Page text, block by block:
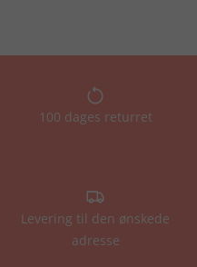
100 dages returret
Levering til den ønskede
adresse